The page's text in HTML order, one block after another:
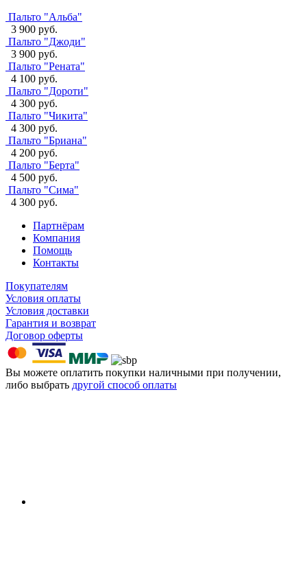
Пальто "Альба"
3 900 руб.
Пальто "Джоди"
3 900 руб.
Пальто "Рената"
4 100 руб.
Пальто "Дороти"
4 300 руб.
Пальто "Чикита"
4 300 руб.
Пальто "Бриана"
4 200 руб.
Пальто "Берта"
4 500 руб.
Пальто "Сима"
4 300 руб.
Партнёрам
Компания
Помощь
Контакты
Покупателям
Условия оплаты
Условия доставки
Гарантия и возврат
Договор оферты
Вы можете оплатить покупки наличными при получении,
либо выбрать другой способ оплаты